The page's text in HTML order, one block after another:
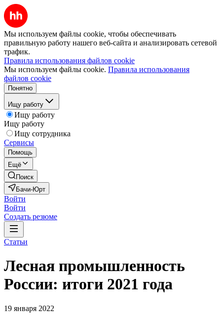
Мы используем файлы cookie, чтобы обеспечивать
правильную работу нашего веб-сайта и анализировать сетевой
трафик.
Правила использования файлов cookie
Мы используем файлы cookie. Правила использования
файлов cookie
Понятно
Ищу работу
Ищу работу
Ищу работу
Ищу сотрудника
Сервисы
Помощь
Ещё
Поиск
Бачи-Юрт
Войти
Войти
Создать резюме
Статьи
Лесная промышленность
России: итоги 2021 года
19 января 2022